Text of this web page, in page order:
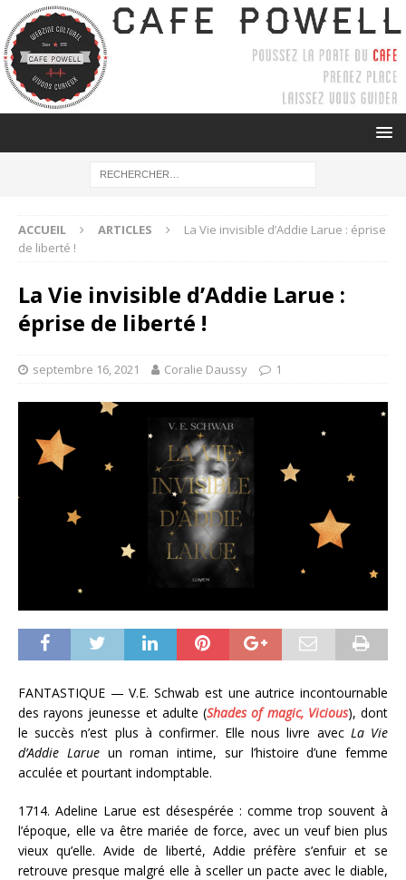
ACCUEIL ARTICLES
La Vie invisible d’Addie Larue : éprise
de liberté !
La Vie invisible d’Addie Larue :
éprise de liberté !
septembre 16, 2021 Coralie Daussy 1
FANTASTIQUE — V.E. Schwab est une autrice incontournable
des rayons jeunesse et adulte (Shades of magic, Vicious), dont
le succès n’est plus à confirmer. Elle nous livre avec La Vie
d’Addie Larueun roman intime, sur l’histoire d’une femme
acculée et pourtant indomptable.
1714. Adeline Larue est désespérée : comme trop souvent à
l’époque, elle va être mariée de force, avec un veuf bien plus
vieux qu’elle. Avide de liberté, Addie préfère s’enfuir et se
retrouve presque malgré elle à sceller un pacte avec le diable,